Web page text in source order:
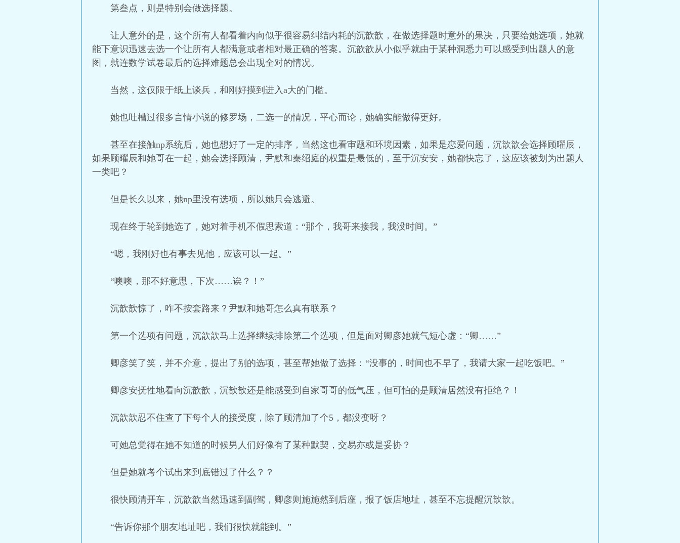
第叁点，则是特别会做选择题。
让人意外的是，这个所有人都看着内向似乎很容易纠结内耗的沉歆歆，在做选择题时意外的果决，只要给她选项，她就
能下意识迅速去选一个让所有人都满意或者相对最正确的答案。沉歆歆从小似乎就由于某种洞悉力可以感受到出题人的意
图，就连数学试卷最后的选择难题总会出现全对的情况。
当然，这仅限于纸上谈兵，和刚好摸到进入a大的门槛。
她也吐槽过很多言情小说的修罗场，二选一的情况，平心而论，她确实能做得更好。
甚至在接触np系统后，她也想好了一定的排序，当然这也看审题和环境因素，如果是恋爱问题，沉歆歆会选择顾曜辰，
如果顾曜辰和她哥在一起，她会选择顾清，尹默和秦绍庭的权重是最低的，至于沉安安，她都快忘了，这应该被划为出题人
一类吧？
但是长久以来，她np里没有选项，所以她只会逃避。
现在终于轮到她选了，她对着手机不假思索道：“那个，我哥来接我，我没时间。”
“嗯，我刚好也有事去见他，应该可以一起。”
“噢噢，那不好意思，下次……诶？！”
沉歆歆惊了，咋不按套路来？尹默和她哥怎么真有联系？
第一个选项有问题，沉歆歆马上选择继续排除第二个选项，但是面对卿彦她就气短心虚：“卿……”
卿彦笑了笑，并不介意，提出了别的选项，甚至帮她做了选择：“没事的，时间也不早了，我请大家一起吃饭吧。”
卿彦安抚性地看向沉歆歆，沉歆歆还是能感受到自家哥哥的低气压，但可怕的是顾清居然没有拒绝？！
沉歆歆忍不住查了下每个人的接受度，除了顾清加了个5，都没变呀？
可她总觉得在她不知道的时候男人们好像有了某种默契，交易亦或是妥协？
但是她就考个试出来到底错过了什么？？
很快顾清开车，沉歆歆当然迅速到副驾，卿彦则施施然到后座，报了饭店地址，甚至不忘提醒沉歆歆。
“告诉你那个朋友地址吧，我们很快就能到。”